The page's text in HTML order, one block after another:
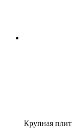
Крупная